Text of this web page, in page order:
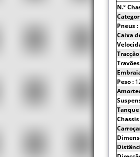
N.º
Pneus :
Caixa
Tracção
Peso :
Tanque
Chassis